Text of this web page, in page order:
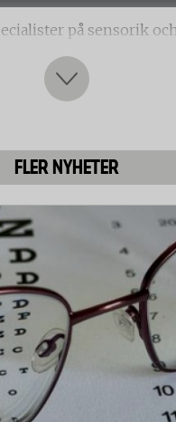
på sensorik
av nio olika
Grythyttan, Örebro
serverades
med 5 prov. Varje
doft, konsistens
var karaktäristiskt
(syrlighet,
till ett betyg
FLER NYHETER